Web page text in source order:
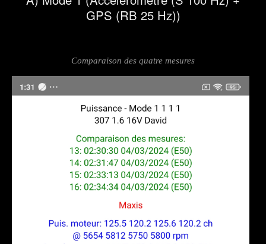
GPS (RB 25 Hz))
Comparaison des quatre mesures